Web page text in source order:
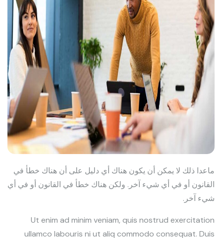
ماعدا ذلك لا يمكن أن يكون هناك أي دليل على أن هناك خطأ في
القانون أو في أي شيء آخر. ولكن هناك خطأ في القانون أو في أي
شيء آخر.
Ut enim ad minim veniam, quis nostrud exercitation
ullamco labouris ni ut aliq commodo consequat. Duis